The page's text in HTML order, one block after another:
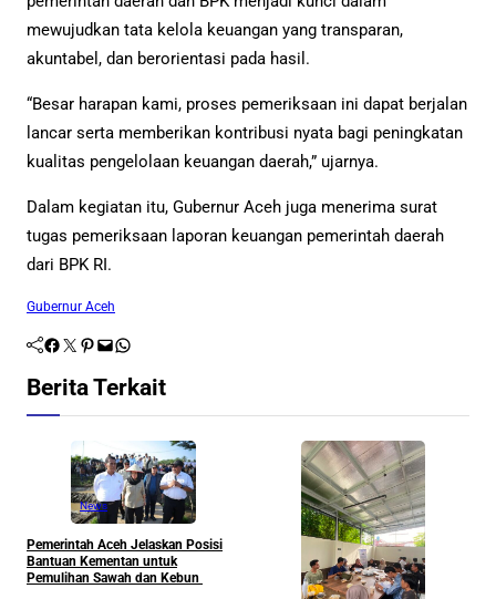
mewujudkan tata kelola keuangan yang transparan,
akuntabel, dan berorientasi pada hasil.
“Besar harapan kami, proses pemeriksaan ini dapat berjalan
lancar serta memberikan kontribusi nyata bagi peningkatan
kualitas pengelolaan keuangan daerah,” ujarnya.
Dalam kegiatan itu, Gubernur Aceh juga menerima surat
tugas pemeriksaan laporan keuangan pemerintah daerah
dari BPK RI.
Gubernur Aceh
Facebook Twitter Pinterest Mail WhatsApp
Berita Terkait
News
Pemerintah Aceh Jelaskan Posisi
Bantuan Kementan untuk
Pemulihan Sawah dan Kebun